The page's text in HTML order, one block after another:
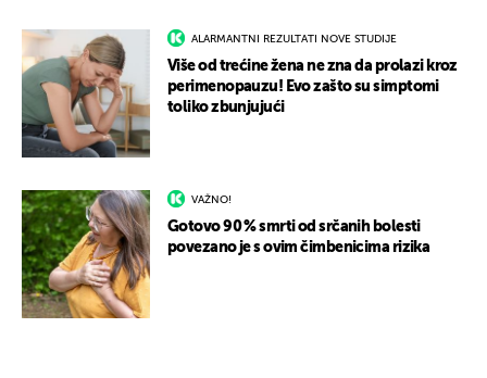
ALARMANTNI REZULTATI NOVE STUDIJE
Više od trećine žena ne zna da prolazi kroz
perimenopauzu! Evo zašto su simptomi
toliko zbunjujući
VAŽNO!
Gotovo 90 % smrti od srčanih bolesti
povezano je s ovim čimbenicima rizika